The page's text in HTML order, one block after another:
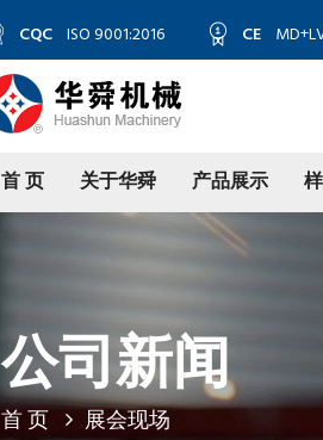
CQC ISO 9001:2016 CE
首 页 关于华舜 产品展示
公司新闻
首 页 展会现场